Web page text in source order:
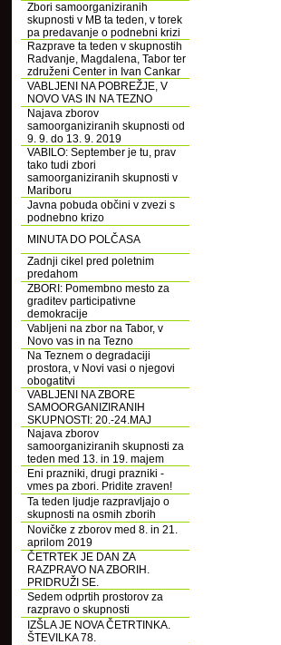
Zbori samoorganiziranih
skupnosti v MB ta teden, v torek
pa predavanje o podnebni krizi
Razprave ta teden v skupnostih
Radvanje, Magdalena, Tabor ter
združeni Center in Ivan Cankar
VABLJENI NA POBREŽJE, V
NOVO VAS IN NA TEZNO
Najava zborov
samoorganiziranih skupnosti od
9. 9. do 13. 9. 2019
VABILO: September je tu, prav
tako tudi zbori
samoorganiziranih skupnosti v
Mariboru
Javna pobuda občini v zvezi s
podnebno krizo
MINUTA DO POLČASA
Zadnji cikel pred poletnim
predahom
ZBORI: Pomembno mesto za
graditev participativne
demokracije
Vabljeni na zbor na Tabor, v
Novo vas in na Tezno
Na Teznem o degradaciji
prostora, v Novi vasi o njegovi
obogatitvi
VABLJENI NA ZBORE
SAMOORGANIZIRANIH
SKUPNOSTI: 20.-24.MAJ
Najava zborov
samoorganiziranih skupnosti za
teden med 13. in 19. majem
Eni prazniki, drugi prazniki -
vmes pa zbori. Pridite zraven!
Ta teden ljudje razpravljajo o
skupnosti na osmih zborih
Novičke z zborov med 8. in 21.
aprilom 2019
ČETRTEK JE DAN ZA
RAZPRAVO NA ZBORIH.
PRIDRUŽI SE.
Sedem odprtih prostorov za
razpravo o skupnosti
IZŠLA JE NOVA ČETRTINKA.
ŠTEVILKA 78.